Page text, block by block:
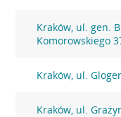
Kraków, ul. gen.
Komorowskiego
Kraków, ul.
Kraków, ul.